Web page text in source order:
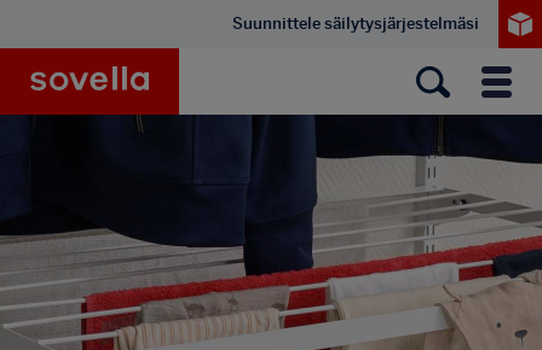
pääsisältöön
Suunnittele säilytysjärjestelmäsi
Sovella